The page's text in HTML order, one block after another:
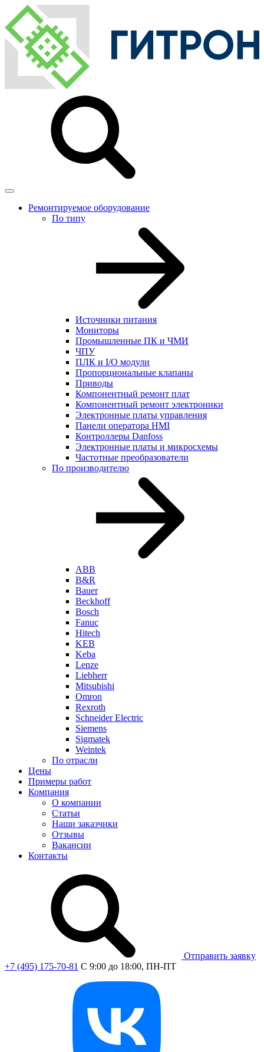
Ремонтируемое оборудование
По типу
Источники питания
Мониторы
Промышленные ПК и ЧМИ
ЧПУ
ПЛК и I/O модули
Пропорциональные клапаны
Приводы
Компонентный ремонт плат
Компонентный ремонт электроники
Электронные платы управления
Панели оператора HMI
Контроллеры Danfoss
Электронные платы и микросхемы
Частотные преобразователи
По производителю
ABB
B&R
Bauer
Beckhoff
Bosch
Fanuc
Hitech
KEB
Keba
Lenze
Liebherr
Mitsubishi
Omron
Rexroth
Schneider Electric
Siemens
Sigmatek
Weintek
По отрасли
Цены
Примеры работ
Компания
О компании
Статьи
Наши заказчики
Отзывы
Вакансии
Контакты
Отправить заявку
+7 (495) 175-70-81 C 9:00 до 18:00, ПН-ПТ